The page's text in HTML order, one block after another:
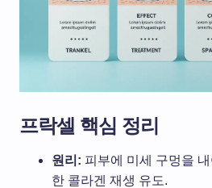
프락셀 핵심 정리
원리: 피부에 미세 구멍을
한 콜라겐 재생 유도.